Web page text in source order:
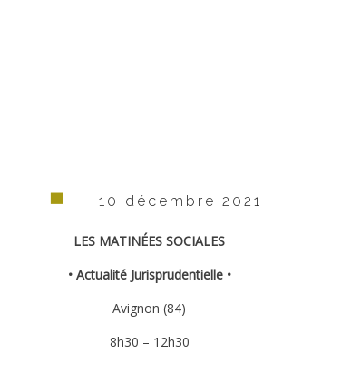
10 décembre 2021
LES MATINÉES SOCIALES
• Actualité Jurisprudentielle •
Avignon (84)
8h30 – 12h30